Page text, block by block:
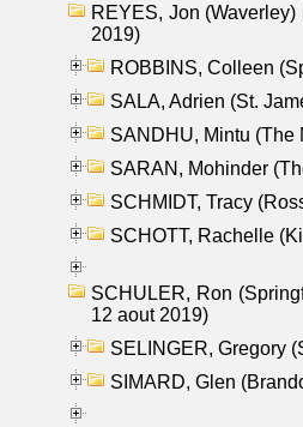
REYES, Jon
2019)
ROBBINS, Colleen
SALA, Adrien (St.
SANDHU, Mintu (The
SARAN, Mohinder
SCHMIDT, Tracy
SCHOTT, Rachelle
SCHULER, Ron
12 aout 2019)
SELINGER, Gregory
SIMARD, Glen